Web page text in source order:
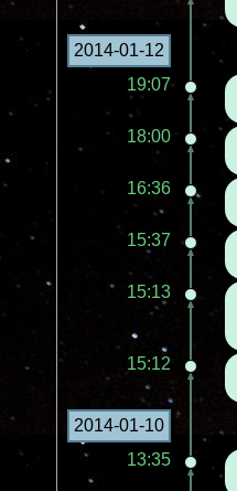
2014-01-12
19:07
18:00
16:36
15:37
15:13
15:12
2014-01-10
13:35